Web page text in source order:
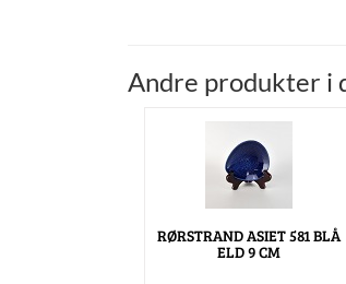
Andre produkter i
RØRSTRAND ASIET 581 BLÅ
ELD 9 CM